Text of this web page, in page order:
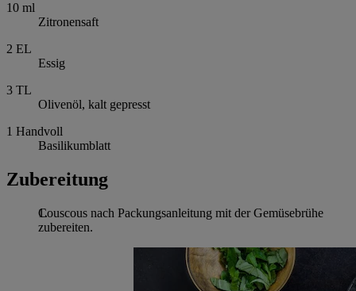
10 ml
Zitronensaft
2 EL
Essig
3 TL
Olivenöl, kalt gepresst
1 Handvoll
Basilikumblatt
Zubereitung
Couscous nach Packungsanleitung mit der Gemüsebrühe
zubereiten.